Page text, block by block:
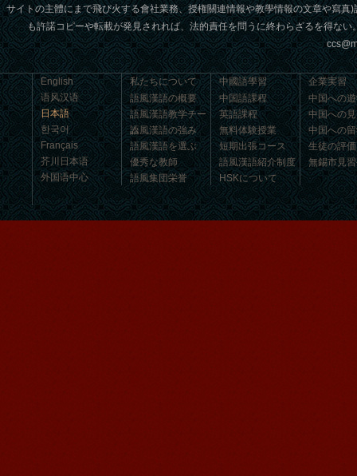
ンターの優秀な学生である冯婷さんの
感想： 以前通学した時に日本のアニ
メ...
サイトの主體にまで飛び火する會社業務、授権關連情報や教學情報の文章や寫
も許諾コピーや転載が発見されれば、法的責任を問うに終わらざるを得な
English
语风汉语
日本語
한국어
Français
芥川日本语
外国语中心
私たちについて
語風漢語の概要
語風漢語教学チー
ム
語風漢語の強み
語風漢語を選ぶ
優秀な教師
語風集団栄誉
学生ビザ
学校の環境
中國語學習
中国語課程
英語課程
無料体験授業
短期出張コース
語風漢語紹介制度
HSKについて
HSK代理申込
中国文化コース
企業実習
中国への
中国への
中国への
生徒の評価
無錫市見